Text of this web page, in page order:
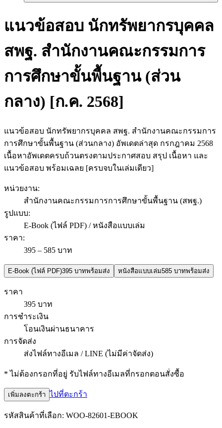
แนวข้อสอบ นักทรัพยากรบุคคล
สพฐ. สำนักงานคณะกรรมการ
การศึกษาขั้นพื้นฐาน (ส่วน
กลาง) [ก.ค. 2568]
แนวข้อสอบ นักทรัพยากรบุคคล สพฐ. สำนักงานคณะกรรมการ
การศึกษาขั้นพื้นฐาน (ส่วนกลาง) อัพเดตล่าสุด กรกฎาคม 2568
เนื้อหาอัพเดตครบถ้วนตรงตามประกาศสอบ สรุป เนื้อหา และ
แนวข้อสอบ พร้อมเฉลย [ครบจบในเล่มเดียว]
หน่วยงาน:
สำนักงานคณะกรรมการการศึกษาขั้นพื้นฐาน (สพฐ.)
รูปแบบ:
E-Book (ไฟล์ PDF) / หนังสือแบบเล่ม
ราคา:
395 – 585 บาท
E-Book (ไฟล์ PDF)395 บาทพร้อมส่ง หนังสือแบบเล่ม585 บาทพร้อมส่ง
ราคา
395 บาท
การชำระเงิน
โอนเงินผ่านธนาคาร
การจัดส่ง
ส่งไฟล์ทางอีเมล / LINE (ไม่มีค่าจัดส่ง)
* ไม่ต้องกรอกที่อยู่ รับไฟล์ทางอีเมลที่กรอกตอนสั่งซื้อ
เพิ่มลงตะกร้า ไปที่ตะกร้า
รหัสสินค้าที่เลือก: WOO-82601-EBOOK